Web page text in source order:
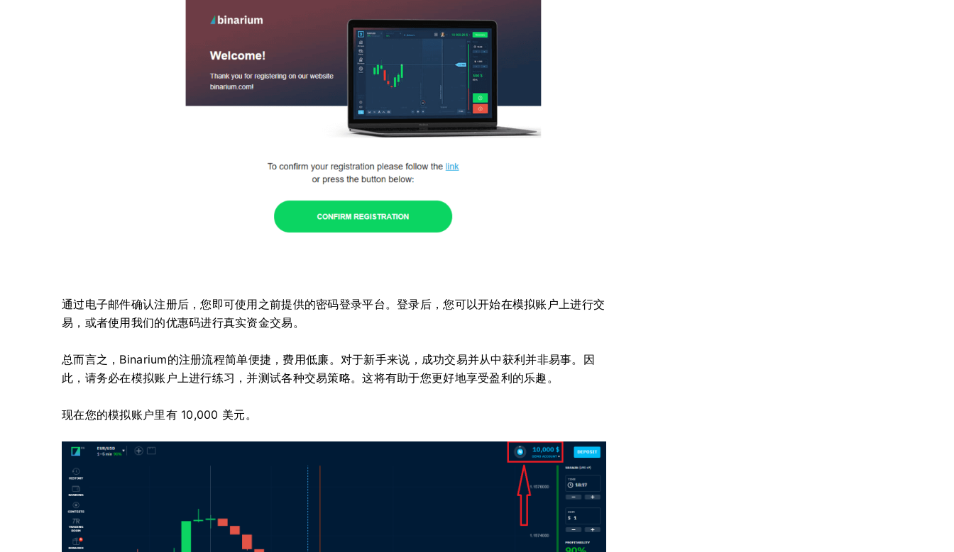
通过电子邮件确认注册后，您即可使用之前提供的密码登录平台。登录后，您可以开始在模拟账户上进行交
易，或者使用我们的优惠码进行真实资金交易。
总而言之，Binarium的注册流程简单便捷，费用低廉。对于新手来说，成功交易并从中获利并非易事。因
此，请务必在模拟账户上进行练习，并测试各种交易策略。这将有助于您更好地享受盈利的乐趣。
现在您的模拟账户里有 10,000 美元。